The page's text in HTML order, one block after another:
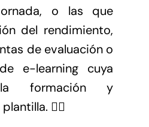
o las que
del rendimiento,
de evaluación o
e-learning cuya
formación y
👷‍♂️